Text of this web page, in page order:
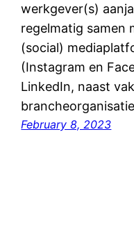
werkgever(s)
regelmatig samen
(social)
(Instagram en
LinkedIn, naast
February 8, 2023